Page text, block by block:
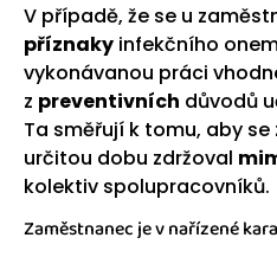
V případě, že se u
příznaky infekčního
vykonávanou práci
z preventivních důvodů
Ta směřují k tomu, aby
určitou dobu zdržoval
kolektiv spolupracovníků.
Zaměstnanec je v nařízené